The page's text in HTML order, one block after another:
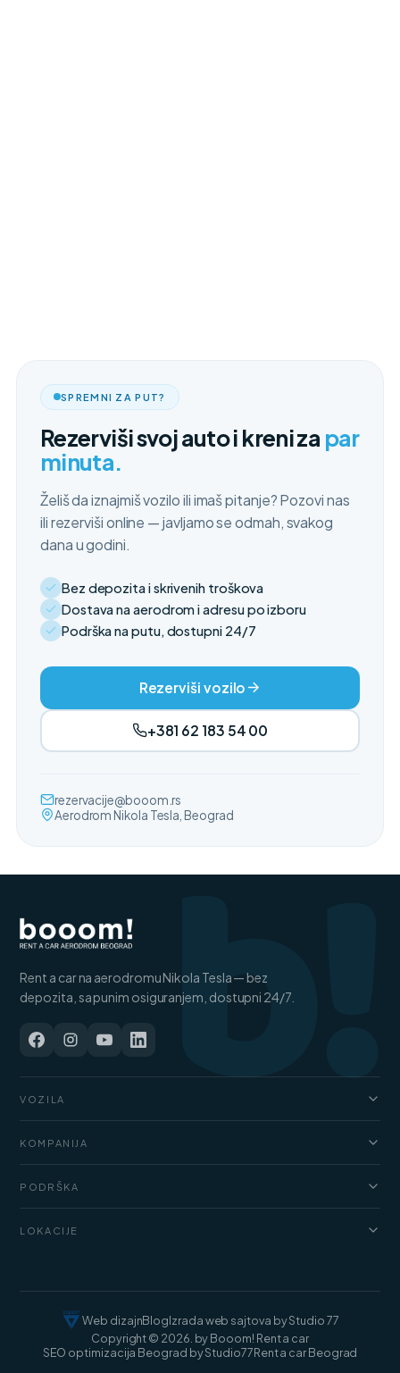
SPREMNI ZA PUT?
Rezerviši svoj auto i kreni za par
minuta.
Želiš da iznajmiš vozilo ili imaš pitanje? Pozovi nas
ili rezerviši online — javljamo se odmah, svakog
dana u godini.
Bez depozita i skrivenih troškova
Dostava na aerodrom i adresu po izboru
Podrška na putu, dostupni 24/7
Rezerviši vozilo
+381 62 183 54 00
rezervacije@booom.rs
Aerodrom Nikola Tesla, Beogradb!
Rent a car na aerodromu Nikola Tesla — bez
depozita, sa punim osiguranjem, dostupni 24/7.
VOZILA
Kombi
Luksuzni automobili
KOMPANIJA
Blog
PODRŠKA
LOKACIJE
Web dizajnBlogIzrada web sajtova by Studio 77
Copyright © 2026. by Booom! Rent a car
SEO optimizacija Beograd by Studio77Rent a car Beograd